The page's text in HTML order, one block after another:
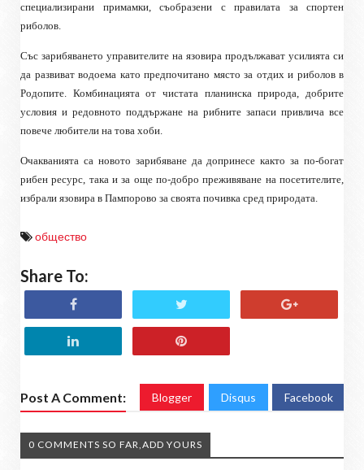
специализирани примамки, съобразени с правилата за спортен
риболов.
Със зарибяването управителите на язовира продължават усилията си
да развиват водоема като предпочитано място за отдих и риболов в
Родопите. Комбинацията от чистата планинска природа, добрите
условия и редовното поддържане на рибните запаси привлича все
повече любители на това хоби.
Очакванията са новото зарибяване да допринесе както за по-богат
рибен ресурс, така и за още по-добро преживяване на посетителите,
избрали язовира в Пампорово за своята почивка сред природата.
общество
Share To:
Post A Comment: Blogger Disqus Facebook
0 COMMENTS SO FAR,ADD YOURS